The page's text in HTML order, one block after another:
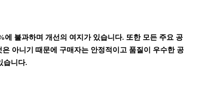
불과하며 개선의 여지가 있습니다. 또한 모든 주요 공
아니기 때문에 구매자는 안정적이고 품질이 우수한 공
습니다.